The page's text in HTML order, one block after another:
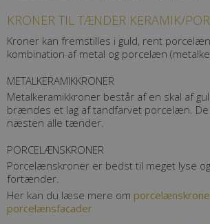
KRONER TIL TÆNDER KERAMIK/
Kroner kan fremstilles i guld, rent
kombination af metal og porcelæn
METALKERAMIKKRONER
Metalkeramikkroner består af en skal af
brændes et lag af tandfarvet porcelæn. De
næsten alle tænder.
PORCELÆNSKRONER
Porcelænskroner er bedst til meget lyse
fortænder.
Her kan du læse mere om
porcelænsfacader